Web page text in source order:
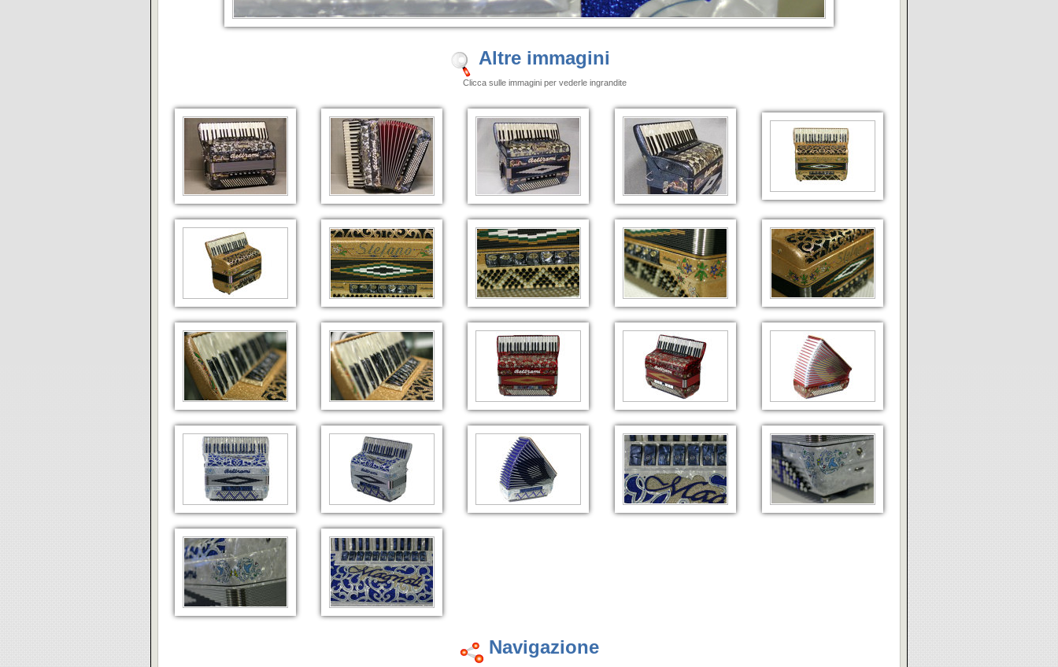
Altre immagini
Clicca sulle immagini per vederle ingrandite
Navigazione